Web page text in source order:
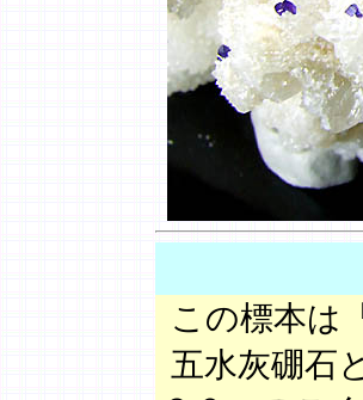
この標本は
五水灰硼石